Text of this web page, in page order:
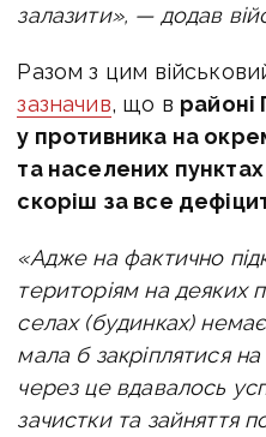
залазити», — додав
Разом з цим
зазначив, що в районі
у противника на
та населених
скоріш за все
«Адже на фактично
територіям на деяких
селах (будинках)
мала б закріплятися
через це вдавалось
зачистки та зайняття